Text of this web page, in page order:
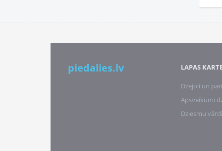
piedalies.lv LAPAS
Dzejoļi un
Apsveikumi
Dziesmu vārdi